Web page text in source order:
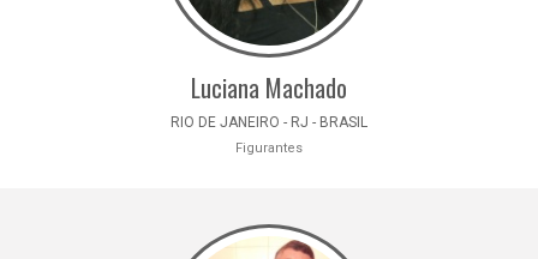
Luciana Machado
RIO DE JANEIRO - RJ - BRASIL
Figurantes